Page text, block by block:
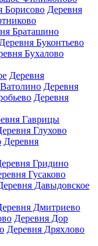
Борисово Деревня
Браташино
Деревня Буконтьево
Бухалово
Деревня
Деревня
Деревня
Гаврицы
Глухово
Деревня
Гридино
Гусаково
Давыдовское
Дмитриево
Деревня Дор
Деревня Дряхлово